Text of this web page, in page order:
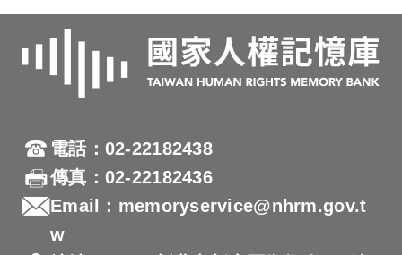
電話：02-22182438
傳真：02-22182436
Email：memoryservice@nhrm.gov.t
w